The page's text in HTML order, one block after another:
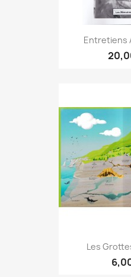
Entretiens
Les